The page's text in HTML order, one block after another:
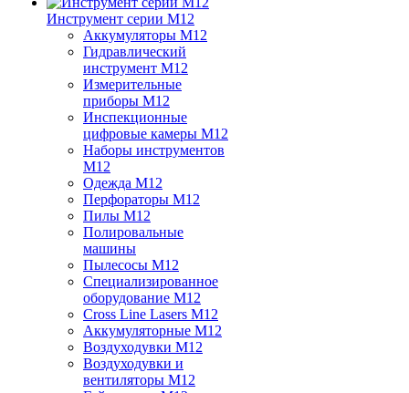
Инструмент серии M12
Аккумуляторы M12
Гидравлический
инструмент M12
Измерительные
приборы M12
Инспекционные
цифровые камеры M12
Наборы инструментов
M12
Одежда M12
Перфораторы M12
Пилы M12
Полировальные
машины
Пылесосы M12
Специализированное
оборудование M12
Cross Line Lasers M12
Аккумуляторные M12
Воздуходувки M12
Воздуходувки и
вентиляторы M12